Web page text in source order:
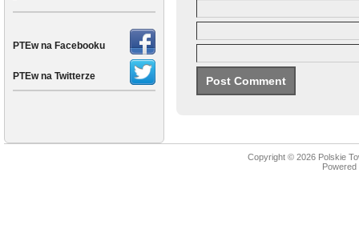
PTEw na Facebooku
PTEw na Twitterze
Copyright © 2026 Polskie